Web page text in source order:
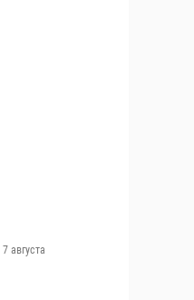
7 августа